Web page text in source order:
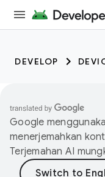
DEVELOP
Google
menerjemahkan
Terjemahan AI